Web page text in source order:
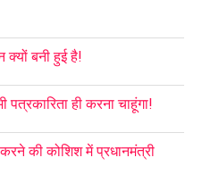
क्यों बनी हुई है!
ही करना चाहूंगा!
की कोशिश में प्रधानमंत्री